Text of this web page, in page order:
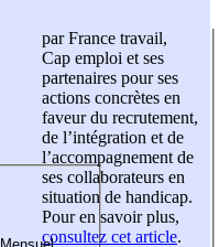
par France travail,
Cap emploi et ses
partenaires pour ses
actions concrètes en
faveur du recrutement,
de l’intégration et de
l’accompagnement de
ses collaborateurs en
situation de handicap.
Pour en savoir plus,
consultez cet article.